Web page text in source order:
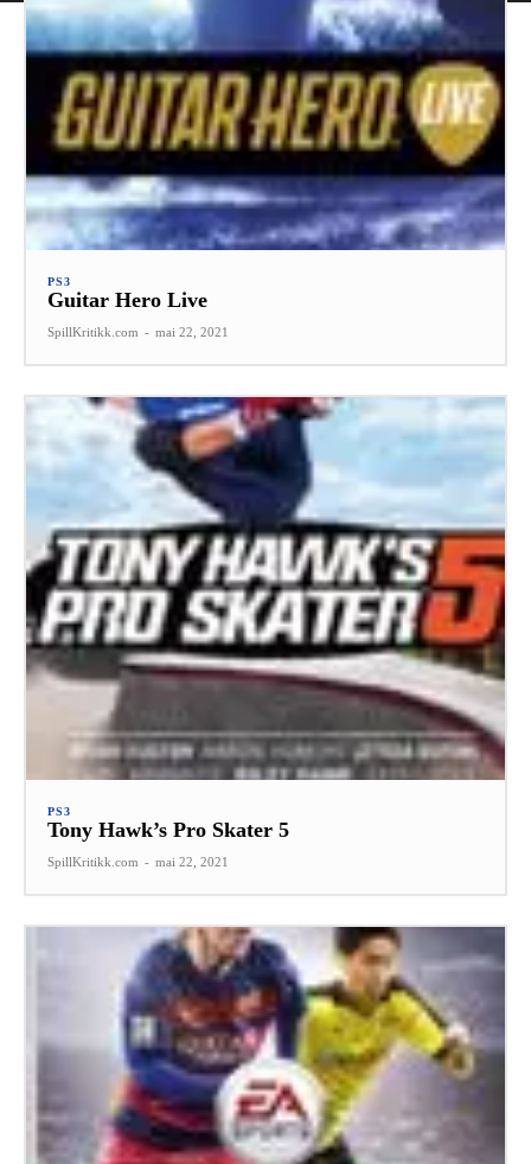
PS3
Guitar Hero Live
SpillKritikk.com - mai 22, 2021
PS3
Tony Hawk’s Pro Skater 5
SpillKritikk.com - mai 22, 2021